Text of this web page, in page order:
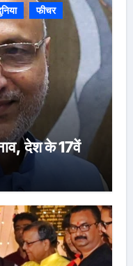
फीचर
देश के 17वें